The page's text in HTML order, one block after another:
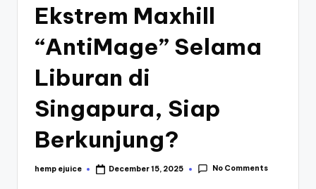
Ekstrem Maxhill
“AntiMage” Selama
Liburan di
Singapura, Siap
Berkunjung?
Posted
hemp ejuice December 15, 2025 No Comments